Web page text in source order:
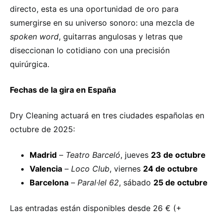
directo, esta es una oportunidad de oro para
sumergirse en su universo sonoro: una mezcla de
spoken word, guitarras angulosas y letras que
diseccionan lo cotidiano con una precisión
quirúrgica.
Fechas de la gira en España
Dry Cleaning actuará en tres ciudades españolas en
octubre de 2025:
Madrid – Teatro Barceló, jueves 23 de octubre
Valencia – Loco Club, viernes 24 de octubre
Barcelona – Paral·lel 62, sábado 25 de octubre
Las entradas están disponibles desde 26 € (+